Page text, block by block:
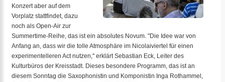
Konzert aber auf dem
Vorplatz stattfindet, dazu
noch als Open-Air zur
Summertime-Reihe, das ist ein absolutes Novum. "Die Idee war von
Anfang an, dass wir die tolle Atmosphäre im Nicolaiviertel für einen
experimentelleren Act nutzen," erklärt Sebastian Eck, Leiter des
Kulturbüros der Kreisstadt. Dieses besondere Programm, das ist an
diesem Sonntag die Saxophonistin und Komponistin Inga Rothammel,